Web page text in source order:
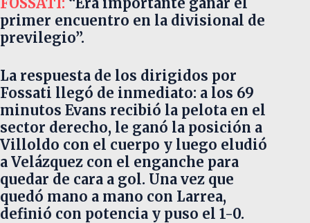
primer encuentro en la divisional de
previlegio”.
La respuesta de los dirigidos por
Fossati llegó de inmediato: a los 69
minutos Evans recibió la pelota en el
sector derecho, le ganó la posición a
Villoldo con el cuerpo y luego eludió
a Velázquez con el enganche para
quedar de cara a gol. Una vez que
quedó mano a mano con Larrea,
definió con potencia y puso el 1-0.